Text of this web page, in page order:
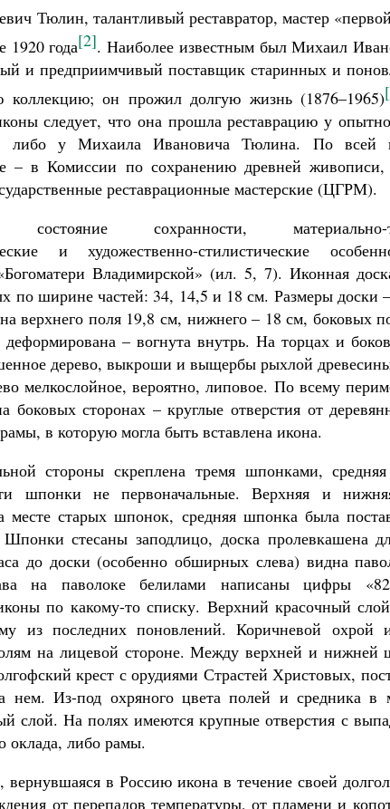
Тюлин, талантливый реставратор, мастер
1920 года[2]. Наиболее известным был Михаил
и предприимчивый поставщик старинных и
он прожил долгую жизнь (1876–1965)
следует, что она прошла реставрацию у
либо у Михаила Ивановича Тюлина. По всей
– в Комиссии по сохранению древней
реставрационные мастерские (ЦГРМ).
состояние сохранности, материально-
и художественно-стилистические
Владимирской» (ил. 5, 7). Иконная
по ширине частей: 34, 14,5 и 18 см. Размеры доски
верхнего поля 19,8 см, нижнего – 18 см, боковых
деформирована – вогнута внутрь. На торцах и
дерево, выкроши и выщербы рыхлой
мелкослойное, вероятно, липовое. По всему
боковых сторонах – круглые отверстия от
в которую могла быть вставлена икона.
стороны скреплена тремя шпонками,
шпонки не первоначальные. Верхняя и
месте старых шпонок, средняя шпонка была
стесаны заподлицо, доска пролевкашена
до доски (особенно обширных слева) видна
на паволоке белилами написаны цифры
по какому-то списку. Верхний красочный
из последних поновлений. Коричневой охрой
на лицевой стороне. Между верхней и нижней
крест с орудиями Страстей Христовых,
Из-под охряного цвета полей и средника в
слой. На полях имеются крупные отверстия с
оклада, либо рамы.
в Россию икона в течение своей
от перепадов температуры, от пламени и